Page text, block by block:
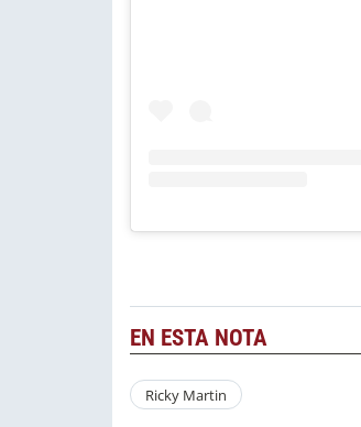
EN ESTA NOTA
Ricky Martin